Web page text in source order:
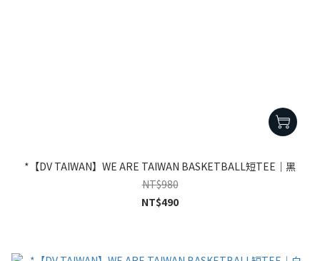
*【DV TAIWAN】WE ARE TAIWAN BASKETBALL短TEE｜黑
NT$980
NT$490